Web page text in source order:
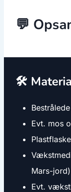
💬
🛠️
Evt. mos
Mars-jord)
Evt.